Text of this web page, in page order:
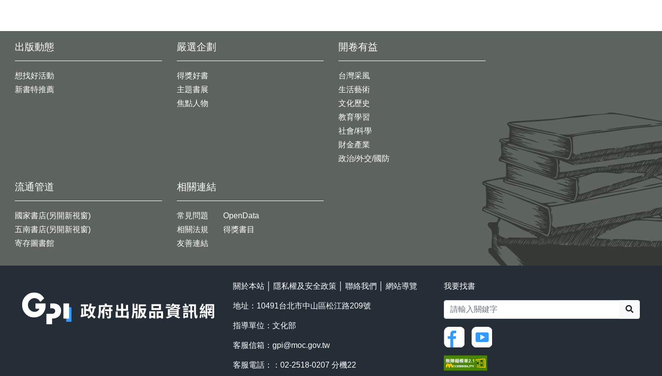
出版動態
想找好活動
新書特推薦
開卷有益
台灣采風
生活藝術
文化歷史
教育學習
社會/科學
財金產業
政治/外交/國防
嚴選企劃
得獎好書
主題書展
焦點人物
流通管道
國家書店(另開新視窗)
五南書店(另開新視窗)
寄存圖書館
相關連結
常見問題
相關法規
友善連結
OpenData
得獎書目
關於本站 隱私權及安全政策 聯絡我們 網站導覽
地址：10491台北市中山區松江路209號
指導單位：文化部
客服信箱： gpi@moc.gov.tw
客服電話：：02-2518-0207 分機22
我要找書